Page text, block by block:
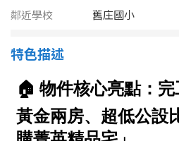
花蓮縣
金門連江
~
不拘
1樓
鄰近學校
舊庄國小
特色描述